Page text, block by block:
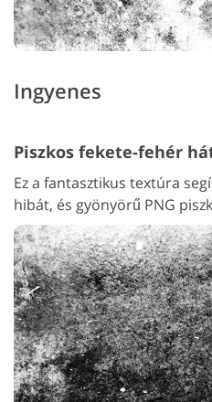
Ingyenes
Ez a fantasztikus textúra
hibát, és gyönyörű PNG